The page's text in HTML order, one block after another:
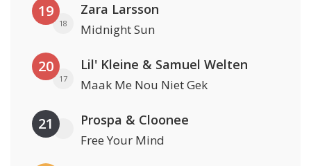
19
18
Zara Larsson
Midnight Sun
20
17
Lil' Kleine & Samuel Welten
Maak Me Nou Niet Gek
21 Prospa & Cloonee
Free Your Mind